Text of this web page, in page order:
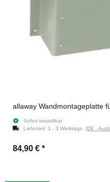
allaway Wandmontageplatte
Sofort bestellbar
Lieferzeit: 1 - 3 Werktage (DE -
84,90 € *